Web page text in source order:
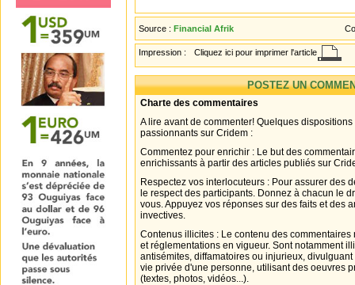
Source : Financial Afrik
Impression : Cliquez ici pour imprimer l'article
POSTEZ UN
Charte des commentaires
A lire avant de commenter! Quelques
passionnants sur Cridem :
Commentez pour enrichir : Le but des
enrichissants à partir des articles publiés sur
Respectez vos interlocuteurs : Pour assurer des
le respect des participants. Donnez à chacun le
vous. Appuyez vos réponses sur des faits et des
invectives.
Contenus illicites : Le contenu des
et réglementations en vigueur. Sont notamment
antisémites, diffamatoires ou injurieux,
vie privée d'une personne, utilisant des oeuvres
(textes, photos, vidéos...).